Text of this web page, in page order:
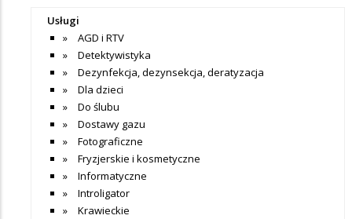
Usługi
AGD i RTV
Detektywistyka
Dezynfekcja, dezynsekcja, deratyzacja
Dla dzieci
Do ślubu
Dostawy gazu
Fotograficzne
Fryzjerskie i kosmetyczne
Informatyczne
Introligator
Krawieckie